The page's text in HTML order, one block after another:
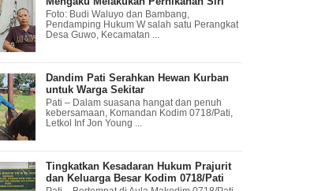
Foto: Budi Waluyo dan Bambang,
Pendamping Hukum W salah satu Perangkat
Desa Guwo, Kecamatan ...
Dandim Pati Serahkan Hewan Kurban
untuk Warga Sekitar
Pati – Dalam suasana hangat dan penuh
kebersamaan, Komandan Kodim 0718/Pati,
Letkol Inf Jon Young ...
Tingkatkan Kesadaran Hukum Prajurit
dan Keluarga Besar Kodim 0718/Pati